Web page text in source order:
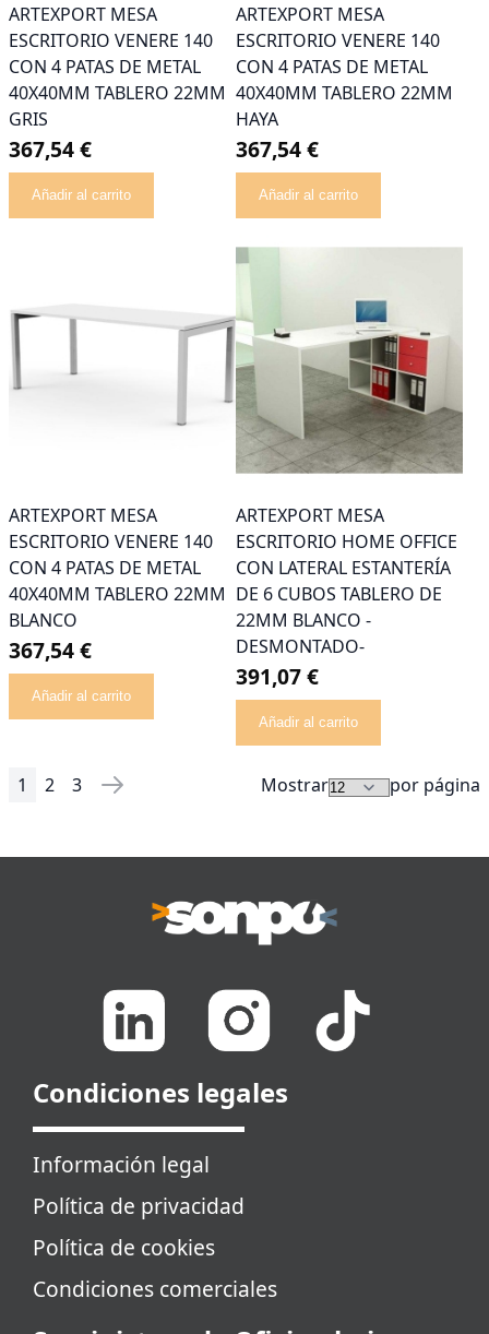
ARTEXPORT MESA
ESCRITORIO VENERE 140
CON 4 PATAS DE METAL
40X40MM TABLERO 22MM
GRIS
367,54 €
Añadir al carrito
ARTEXPORT MESA
ESCRITORIO VENERE 140
CON 4 PATAS DE METAL
40X40MM TABLERO 22MM
HAYA
367,54 €
Añadir al carrito
ARTEXPORT MESA
ESCRITORIO VENERE 140
CON 4 PATAS DE METAL
40X40MM TABLERO 22MM
BLANCO
367,54 €
Añadir al carrito
ARTEXPORT MESA
ESCRITORIO HOME OFFICE
CON LATERAL ESTANTERÍA
DE 6 CUBOS TABLERO DE
22MM BLANCO -
DESMONTADO-
391,07 €
Añadir al carrito
Página
Actualmente estás leyendo página
1 Página
2 Página
3 Página
Siguiente Mostrar por página
Condiciones legales
Información legal
Política de privacidad
Política de cookies
Condiciones comerciales